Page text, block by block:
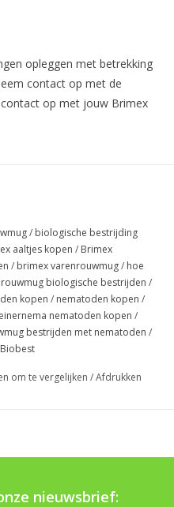
opleggen met betrekking
contact op met de
op met jouw Brimex
/ biologische bestrijding
aaltjes kopen / Brimex
/ brimex varenrouwmug/ hoe
biologische bestrijden /
kopen / nematoden kopen /
nematoden kopen /
bestrijden met nematoden /
om te vergelijken /Afdrukken
nieuwsbrief: